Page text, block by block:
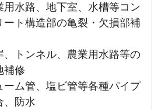
用水路、地下室、水槽等コン
ート構造部の亀裂・欠損部補
、トンネル、農業用水路等の
補修
ーム管、塩ビ管等各種パイプ
、防水